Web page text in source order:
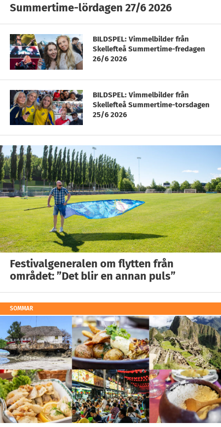
Summertime-lördagen 27/6 2026
BILDSPEL: Vimmelbilder från
Skellefteå Summertime-fredagen
26/6 2026
BILDSPEL: Vimmelbilder från
Skellefteå Summertime-torsdagen
25/6 2026
Festivalgeneralen om flytten från
området: ”Det blir en annan puls”
SOMMAR